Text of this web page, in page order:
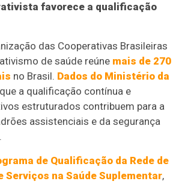
favorece a qualificação
das Cooperativas Brasileiras
de saúde reúne mais de 270
no Brasil. Dados do Ministério da
a qualificação contínua e
estruturados contribuem para a
assistenciais e da segurança
de Qualificação da Rede de
Serviços na Saúde Suplementar,